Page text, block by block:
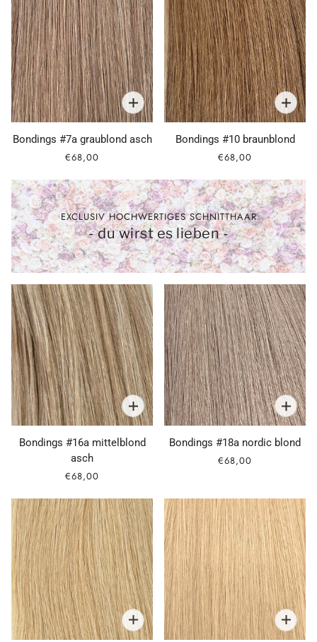
Bondings #7a graublond asch
€68,00
Bondings #10 braunblond
€68,00
EXCLUSIV HOCHWERTIGES SCHNITTHAAR
- du wirst es lieben -
Bondings #16a mittelblond
asch
€68,00
Bondings #18a nordic blond
€68,00